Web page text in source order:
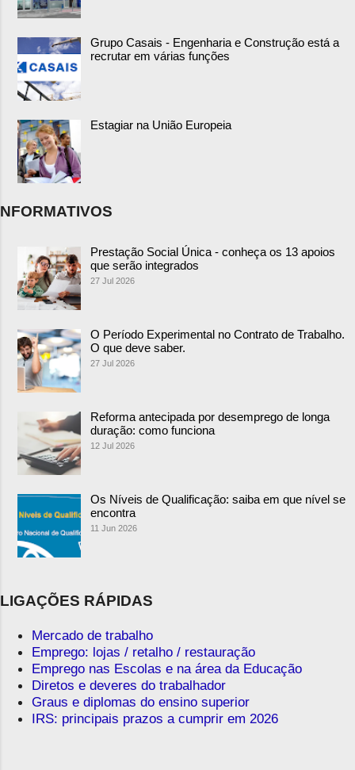
Grupo Casais - Engenharia e Construção está a
recrutar em várias funções
Estagiar na União Europeia
NFORMATIVOS
Prestação Social Única - conheça os 13 apoios
que serão integrados
27 Jul 2026
O Período Experimental no Contrato de Trabalho.
O que deve saber.
27 Jul 2026
Reforma antecipada por desemprego de longa
duração: como funciona
12 Jul 2026
Os Níveis de Qualificação: saiba em que nível se
encontra
11 Jun 2026
LIGAÇÕES RÁPIDAS
Mercado de trabalho
Emprego: lojas / retalho / restauração
Emprego nas Escolas e na área da Educação
Diretos e deveres do trabalhador
Graus e diplomas do ensino superior
IRS: principais prazos a cumprir em 2026